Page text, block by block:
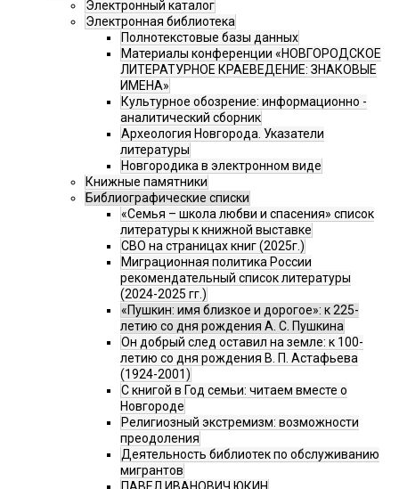
Электронный каталог
Электронная библиотека
Полнотекстовые базы данных
Материалы конференции «НОВГОРОДСКОЕ
ЛИТЕРАТУРНОЕ КРАЕВЕДЕНИЕ: ЗНАКОВЫЕ
ИМЕНА»
Культурное обозрение: информационно -
аналитический сборник
Археология Новгорода. Указатели
литературы
Новгородика в электронном виде
Книжные памятники
Библиографические списки
«Семья – школа любви и спасения» список
литературы к книжной выставке
СВО на страницах книг (2025г.)
Миграционная политика России
рекомендательный список литературы
(2024-2025 гг.)
«Пушкин: имя близкое и дорогое»: к 225-
летию со дня рождения А. С. Пушкина
Он добрый след оставил на земле: к 100-
летию со дня рождения В. П. Астафьева
(1924-2001)
С книгой в Год семьи: читаем вместе о
Новгороде
Религиозный экстремизм: возможности
преодоления
Деятельность библиотек по обслуживанию
мигрантов